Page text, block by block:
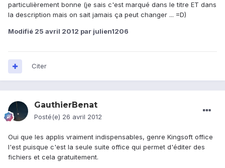
particulièrement bonne (je sais c'est marqué dans le titre ET dans
la description mais on sait jamais ça peut changer ... =D)
Modifié 25 avril 2012 par julien1206
Citer
GauthierBenat
Posté(e) 26 avril 2012
Oui que les applis vraiment indispensables, genre Kingsoft office
l'est puisque c'est la seule suite office qui permet d'éditer des
fichiers et cela gratuitement.